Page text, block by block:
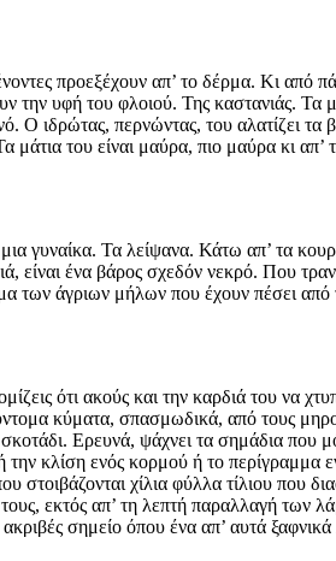
προεξέχουν απ’ το δέρμα. Κι από
την υφή του φλοιού. Της καστανιάς. Τα
Ο ιδρώτας, περνώντας, του αλατίζει τα
του είναι μαύρα, πιο μαύρα κι
γυναίκα. Τα λείψανα. Κάτω απ’ τα
είναι ένα βάρος σχεδόν νεκρό. Που
των άγριων μήλων που έχουν πέσει από
ότι ακούς και την καρδιά του να
κύματα, σπασμωδικά, από τους
Ερευνά, ψάχνει τα σημάδια που
κλίση ενός κορμού ή το περίγραμμα
στοιβάζονται χίλια φύλλα τίλιου που
εκτός απ’ τη λεπτή παραλλαγή των
σημείο όπου ένα απ’ αυτά ξαφνικά